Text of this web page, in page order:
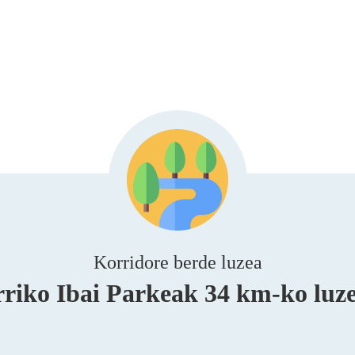
Korridore berde luzea
Ibai Parkeak 34 km-ko